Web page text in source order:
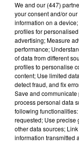
Lecture (2
100%
100% Radio les
We and our (447)
your consent and/or
information on a
profiles for
advertising; Measure
performance;
of data from different
profiles to personalise
content; Use limited
detect fraud, and fix
Save and
process personal data
following
requested; Use precise
other data sources;
information transmitted